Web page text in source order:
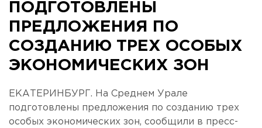
ПОДГОТОВЛЕНЫ
ПРЕДЛОЖЕНИЯ ПО
СОЗДАНИЮ ТРЕХ ОСОБЫХ
ЭКОНОМИЧЕСКИХ ЗОН
ЕКАТЕРИНБУРГ. На Среднем Урале
подготовлены предложения по созданию трех
особых экономических зон, сообщили в пресс-